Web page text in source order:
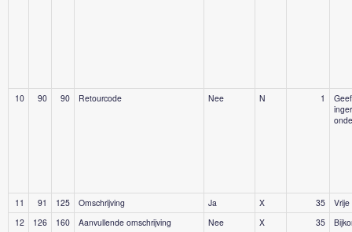
10 90 90 Retourcode Nee N 1
11 91 125 Omschrijving Ja X 35
12
126 160 Aanvullende omschrijving Nee X 35